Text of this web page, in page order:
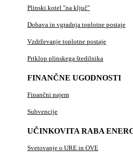
Plinski kotel "na ključ"
Dobava in vgradnja toplotne postaje
Vzdrževanje toplotne postaje
Priklop plinskega štedilnika
FINANČNE UGODNOSTI
Finančni najem
Subvencije
UČINKOVITA RABA
Svetovanje o URE in OVE